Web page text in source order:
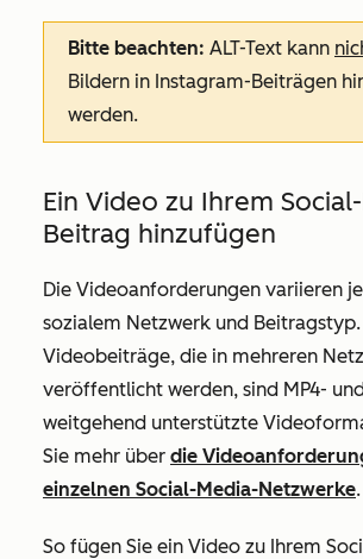
Bitte beachten: ALT-Text kann
Bildern in Instagram-Beiträgen
werden.
Ein Video zu Ihrem
Beitrag hinzufügen
Die Videoanforderungen variieren
sozialem Netzwerk und Beitragstyp.
Videobeiträge, die in mehreren
veröffentlicht werden, sind MP4-
weitgehend unterstützte
Sie mehr über die
einzelnen Social-Media-Netzwerke.
So fügen Sie ein Video zu Ihrem